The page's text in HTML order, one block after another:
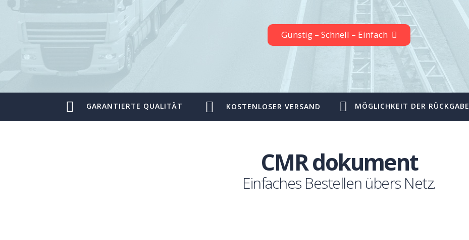
Günstig – Schnell – Einfach
GARANTIERTE QUALITÄT KOSTENLOSER VERSAND MÖGLICHKEIT DER RÜCKGABE
CMR dokument
Einfaches Bestellen übers Netz.